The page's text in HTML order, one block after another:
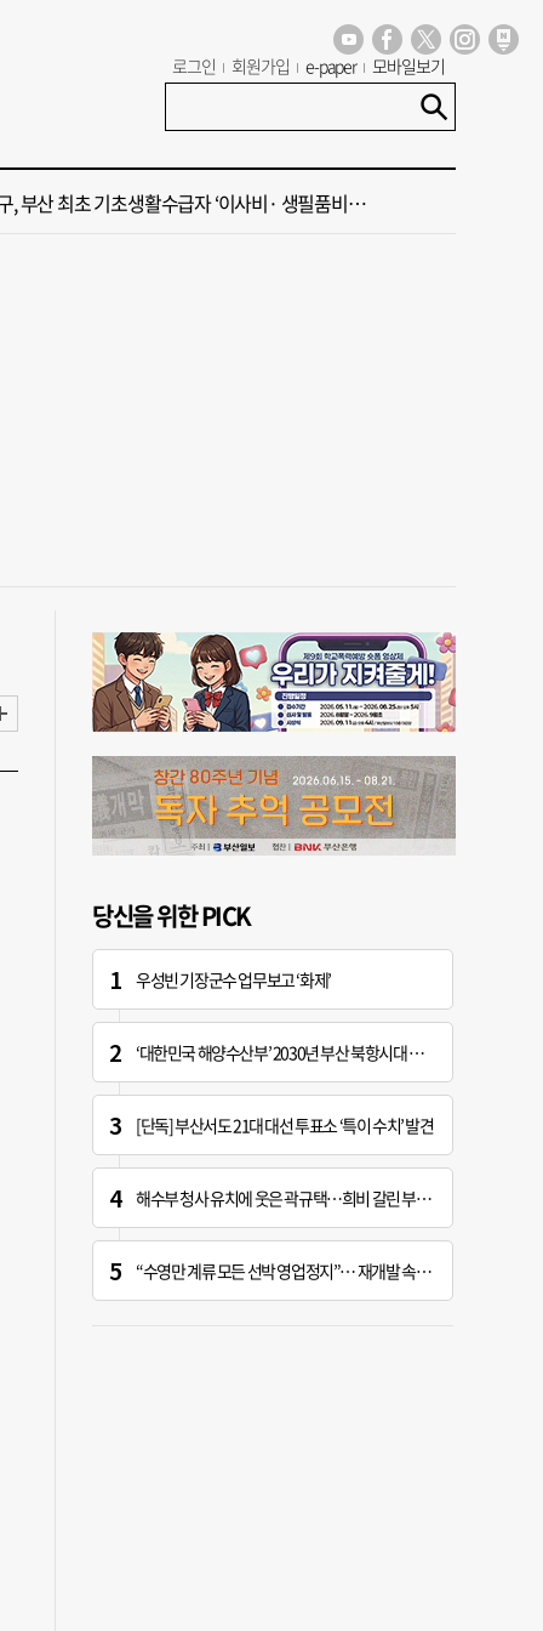
로그인 회원가입 e-paper 모바일보기
신청사, 북항 재개발 부지 복합항만지구 확정
, 부산 최초 기초생활수급자 ‘이사비· 생필품비’ 지원
말 부울경 비 소식
당신을 위한 PICK
우성빈 기장군수 업무보고 ‘화제’
‘대한민국 해양수산부’ 2030년 부산 북항시대 연다
[단독] 부산서도 21대 대선 투표소 ‘특이 수치’ 발견
해수부 청사 유치에 웃은 곽규택…희비 갈린 부산 의원들
“수영만 계류 모든 선박 영업정지”… 재개발 속도전